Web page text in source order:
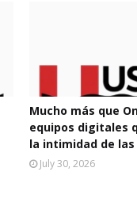
Mucho más que
equipos digitales
la intimidad de las
July 30, 2026